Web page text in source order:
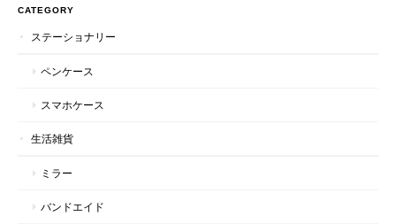
CATEGORY
ステーショナリー
ペンケース
スマホケース
生活雑貨
ミラー
バンドエイド